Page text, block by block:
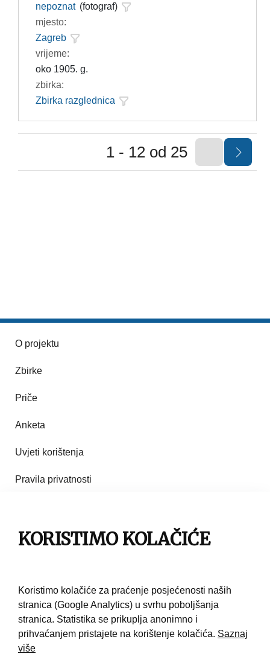
nepoznat (fotograf)
mjesto:
Zagreb
vrijeme:
oko 1905. g.
zbirka:
Zbirka razglednica
1 - 12 od 25
O projektu
Zbirke
Priče
Anketa
Uvjeti korištenja
Pravila privatnosti
Pravila korištenja
KORISTIMO KOLAČIĆE
Koristimo kolačiće za praćenje posjećenosti naših
stranica (Google Analytics) u svrhu poboljšanja
stranica. Statistika se prikuplja anonimno i
prihvaćanjem pristajete na korištenje kolačića. Saznaj
više